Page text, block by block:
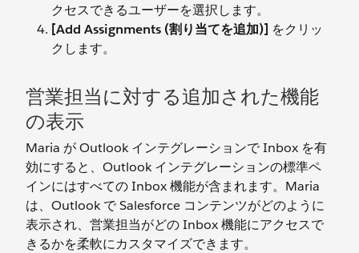
クセスできるユーザーを選択します。
[Add Assignments (割り当てを追加)] をクリッ
クします。
営業担当に対する追加された機能
の表示
Maria が Outlook インテグレーションで Inbox を有
効にすると、Outlook インテグレーションの標準ペ
インにはすべての Inbox 機能が含まれます。Maria
は、Outlook で Salesforce コンテンツがどのように
表示され、営業担当がどの Inbox 機能にアクセスで
きるかを柔軟にカスタマイズできます。